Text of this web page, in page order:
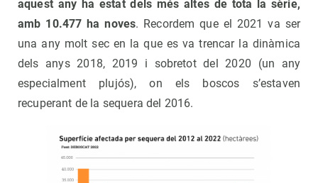
aquest any ha estat dels més altes de tota la sèrie,
amb 10.477 ha noves. Recordem que el 2021 va ser
una any molt sec en la que es va trencar la dinàmica
dels anys 2018, 2019 i sobretot del 2020 (un any
especialment plujós), on els boscos s’estaven
recuperant de la sequera del 2016.